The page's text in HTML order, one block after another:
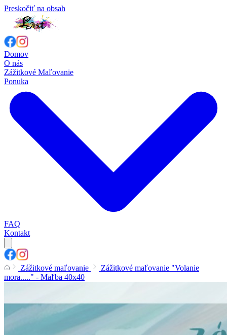
Preskočiť na obsah
Domov
O nás
Zážitkové Maľovanie
Ponuka
FAQ
Kontakt
Zážitkové maľovanie
Zážitkové maľovanie "Volanie
mora....." - Maľba 40x40